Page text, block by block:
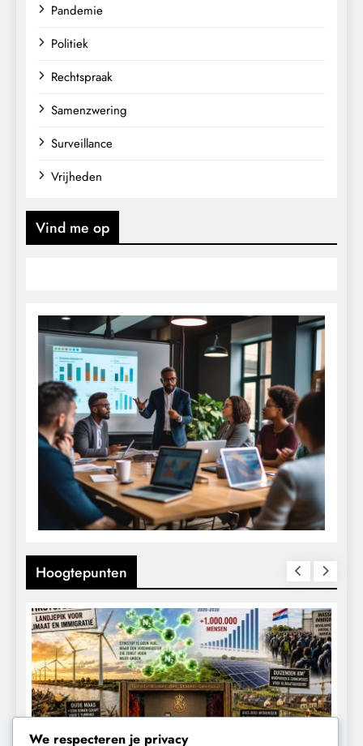
Pandemie
Politiek
Rechtspraak
Samenzwering
Surveillance
Vrijheden
Vind me op
Hoogtepunten
We respecteren je privacy